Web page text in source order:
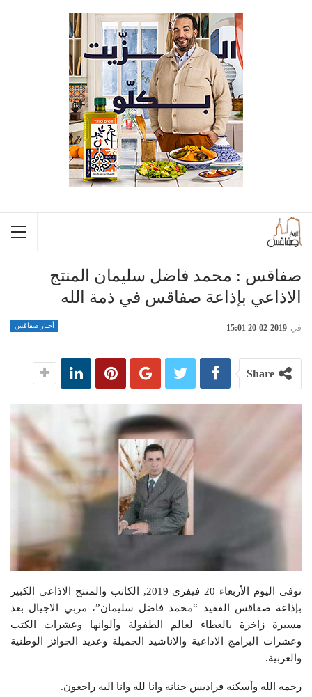
صفاقس : محمد فاضل سليمان المنتج
الاذاعي بإذاعة صفاقس في ذمة الله
أخبار صفاقس في 2019-02-20 15:01
Share
توفى اليوم الأربعاء 20 فيفري 2019, الكاتب والمنتج الاذاعي الكبير
بإذاعة صفاقس الفقيد “محمد فاضل سليمان”، مربي الاجيال بعد
مسيرة زاخرة بالعطاء لعالم الطفولة وألوانها وعشرات الكتب
وعشرات البرامج الاذاعية والاناشيد الجميلة وعديد الجوائز الوطنية
والعربية.
رحمه الله وأسكنه فراديس جنانه وانا لله وانا اليه راجعون.